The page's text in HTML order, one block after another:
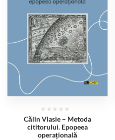
Călin Vlasie – Metoda
cititorului. Epopeea
operațională